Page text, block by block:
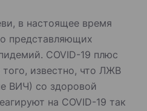
в настоящее время
представляющих
COVID-19 плюс
известно, что ЛЖВ
ВИЧ) со здоровой
на COVID-19 так